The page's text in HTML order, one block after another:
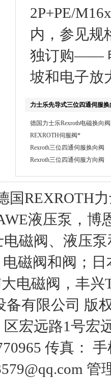
2P+PE/
内，参见规
独订购——
坡和电子放
力士乐先导式三位四通伺服换
德国力士乐Rexroth电磁换向
REXROTH伺服阀*
Rexroth三位四通伺服换向阀
Rexroth三位四通伺服方向阀
国REXROTH
液压泵，博
磁阀、液压
电磁阀和阀；
电磁阀，丰
备有限公司 版
区宏远路1号宏
传真：
管